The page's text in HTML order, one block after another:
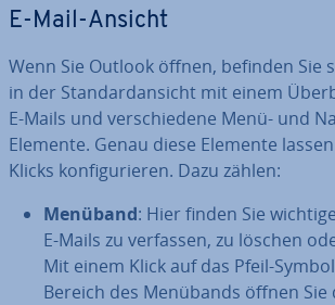
E-Mail-Ansicht
Wenn Sie Outlook öffnen, befinden Sie
in der Stan­dardan­sicht mit einem
E-Mails und ver­schie­de­ne Menü- und
Elemente. Genau diese Elemente
Klicks kon­fi­gu­rie­ren. Dazu zählen:
Menüband: Hier finden Sie
E-Mails zu verfassen, zu löschen
Mit einem Klick auf das Pfeil-
Bereich des Menübands öffnen